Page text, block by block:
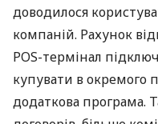
доводилося
компаній. Рахунок
POS-термінал
купувати в окремого
додаткова програма.